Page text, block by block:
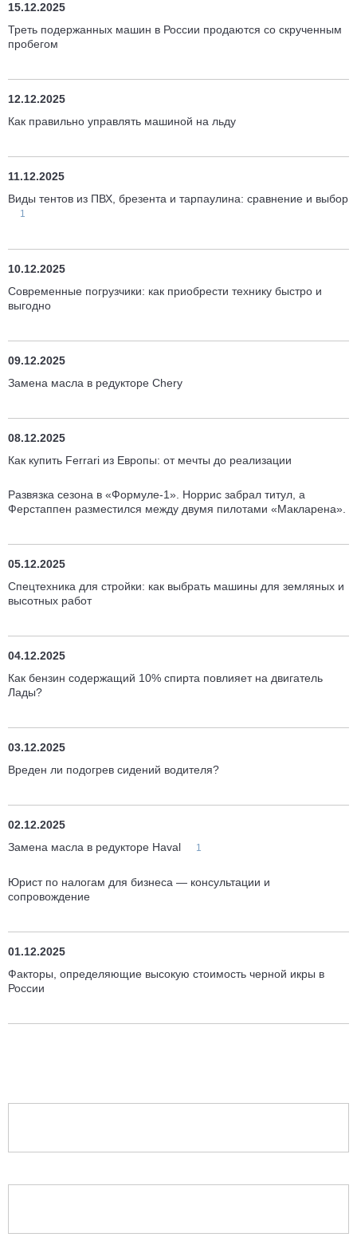
15.12.2025
Треть подержанных машин в России продаются со скрученным
пробегом
12.12.2025
Как правильно управлять машиной на льду
11.12.2025
Виды тентов из ПВХ, брезента и тарпаулина: сравнение и выбор
1
10.12.2025
Современные погрузчики: как приобрести технику быстро и
выгодно
09.12.2025
Замена масла в редукторе Chery
08.12.2025
Как купить Ferrari из Европы: от мечты до реализации
Развязка сезона в «Формуле-1». Норрис забрал титул, а
Ферстаппен разместился между двумя пилотами «Макларена».
05.12.2025
Спецтехника для стройки: как выбрать машины для земляных и
высотных работ
04.12.2025
Как бензин содержащий 10% спирта повлияет на двигатель
Лады?
03.12.2025
Вреден ли подогрев сидений водителя?
02.12.2025
Замена масла в редукторе Haval
1
Юрист по налогам для бизнеса — консультации и
сопровождение
01.12.2025
Факторы, определяющие высокую стоимость черной икры в
России